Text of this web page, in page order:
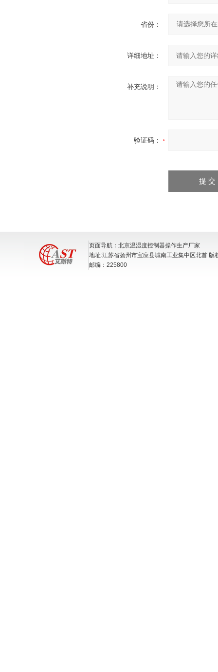
省份：
详细地址：
补充说明：
验证码：
页面导航：北京温湿度控制器操作生产厂家
地址:江苏省扬州市宝应县城南工业集中区北首 版
邮编：225800